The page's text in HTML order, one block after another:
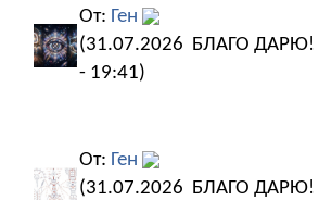
От: Ген
(31.07.2026
- 19:41)
БЛАГО ДАРЮ!
От: Ген
(31.07.2026 БЛАГО ДАРЮ!